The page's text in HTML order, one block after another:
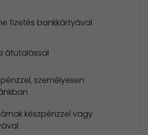
fizetés bankkártyával
átutalással
személyesen
készpénzzel vagy